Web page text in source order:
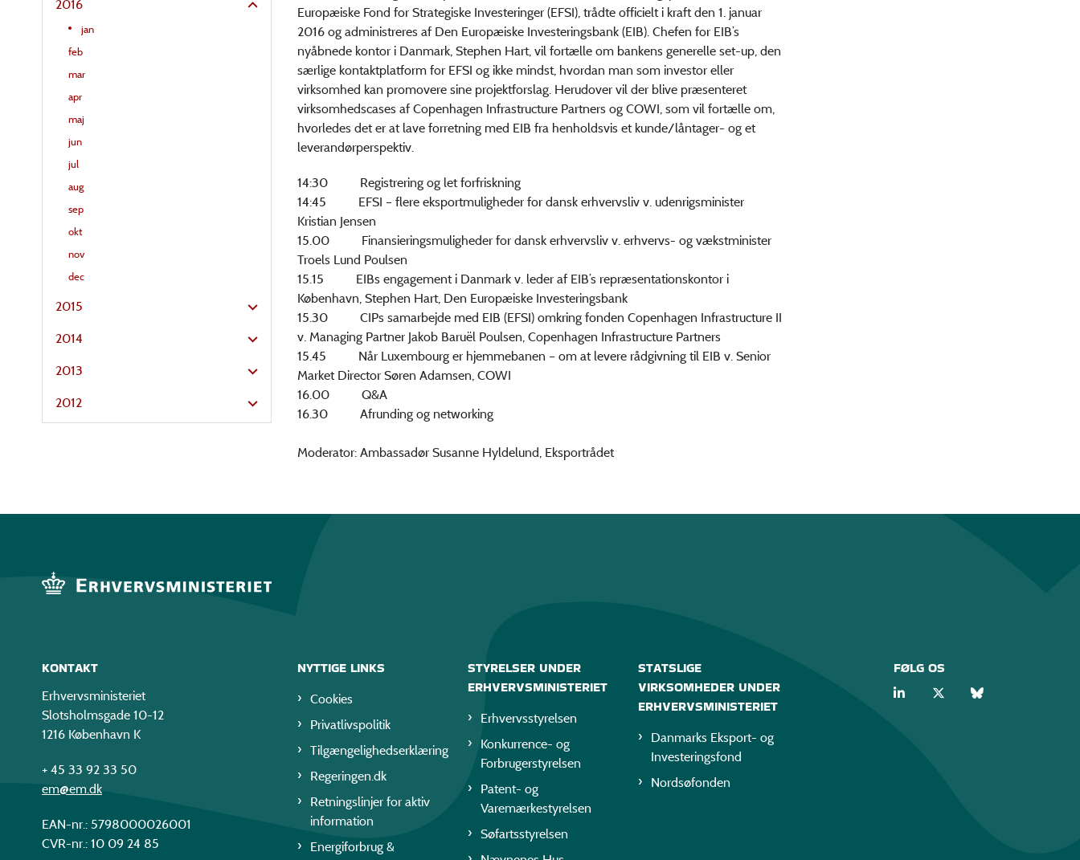
2016
jan
feb
mar
apr
maj
jun
jul
aug
sep
okt
nov
dec
2015
2014
2013
2012
Europæiske Fond for Strategiske Investeringer (EFSI), trådte officielt i kraft den 1. januar
2016 og administreres af Den Europæiske Investeringsbank (EIB). Chefen for EIB’s
nyåbnede kontor i Danmark, Stephen Hart, vil fortælle om bankens generelle set-up, den
særlige kontaktplatform for EFSI og ikke mindst, hvordan man som investor eller
virksomhed kan promovere sine projektforslag. Herudover vil der blive præsenteret
virksomhedscases af Copenhagen Infrastructure Partners og COWI, som vil fortælle om,
hvorledes det er at lave forretning med EIB fra henholdsvis et kunde/låntager- og et
leverandørperspektiv.
14:30 Registrering og let forfriskning
14:45 EFSI – flere eksportmuligheder for dansk erhvervsliv v. udenrigsminister
Kristian Jensen
15.00 Finansieringsmuligheder for dansk erhvervsliv v. erhvervs- og vækstminister
Troels Lund Poulsen
15.15 EIBs engagement i Danmark v. leder af EIB’s repræsentationskontor i
København, Stephen Hart, Den Europæiske Investeringsbank
15.30 CIPs samarbejde med EIB (EFSI) omkring fonden Copenhagen Infrastructure II
v. Managing Partner Jakob Baruël Poulsen, Copenhagen Infrastructure Partners
15.45 Når Luxembourg er hjemmebanen – om at levere rådgivning til EIB v. Senior
Market Director Søren Adamsen, COWI
16.00 Q&A
16.30 Afrunding og networking
Moderator: Ambassadør Susanne Hyldelund, Eksportrådet
KONTAKT
Erhvervsministeriet
Slotsholmsgade 10-12
1216 København K
+ 45 33 92 33 50
em@em.dk
EAN-nr.: 5798000026001
CVR-nr.: 10 09 24 85
NYTTIGE LINKS
Cookies
Privatlivspolitik
Tilgængelighedserklæring
Regeringen.dk
Retningslinjer for aktiv
information
Energiforbrug &
STYRELSER UNDER
ERHVERVSMINISTERIET
Erhvervsstyrelsen
Konkurrence- og
Forbrugerstyrelsen
Patent- og
Varemærkestyrelsen
Søfartsstyrelsen
STATSLIGE
VIRKSOMHEDER UNDER
ERHVERVSMINISTERIET
Danmarks Eksport- og
Investeringsfond
Nordsøfonden
FØLG OS